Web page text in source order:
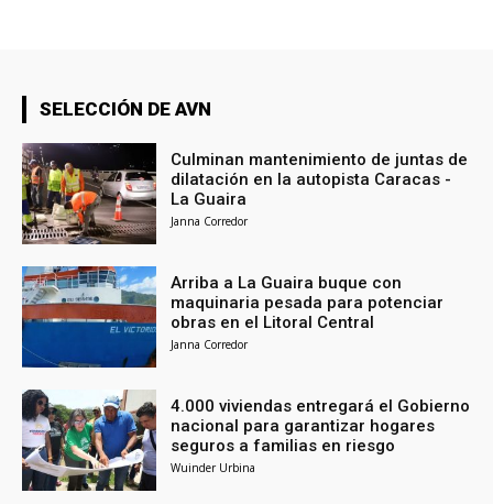
SELECCIÓN DE AVN
Culminan mantenimiento de juntas de
dilatación en la autopista Caracas -
La Guaira
Janna Corredor
Arriba a La Guaira buque con
maquinaria pesada para potenciar
obras en el Litoral Central
Janna Corredor
4.000 viviendas entregará el Gobierno
nacional para garantizar hogares
seguros a familias en riesgo
Wuinder Urbina